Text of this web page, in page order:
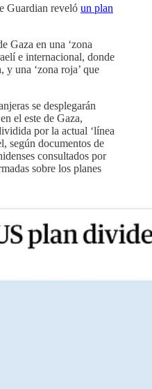
Guardian reveló un plan
Gaza en una ‘zona
e internacional, donde
y una ‘zona roja’ que
se desplegarán
el este de Gaza,
por la actual ‘línea
según documentos de
consultados por
sobre los planes